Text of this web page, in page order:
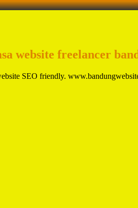
website freelancer
SEO friendly.